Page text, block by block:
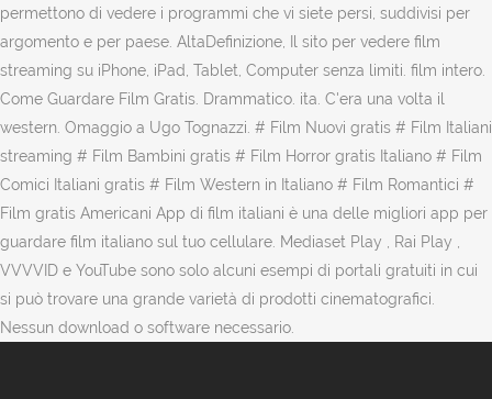
permettono di vedere i programmi che vi siete persi, suddivisi per
argomento e per paese. AltaDefinizione, Il sito per vedere film
streaming su iPhone, iPad, Tablet, Computer senza limiti. film intero.
Come Guardare Film Gratis. Drammatico. ita. C'era una volta il
western. Omaggio a Ugo Tognazzi. # Film Nuovi gratis # Film Italiani
streaming # Film Bambini gratis # Film Horror gratis Italiano # Film
Comici Italiani gratis # Film Western in Italiano # Film Romantici #
Film gratis Americani App di film italiani è una delle migliori app per
guardare film italiano sul tuo cellulare. Mediaset Play , Rai Play ,
VVVVID e YouTube sono solo alcuni esempi di portali gratuiti in cui
si può trovare una grande varietà di prodotti cinematografici.
Nessun download o software necessario.